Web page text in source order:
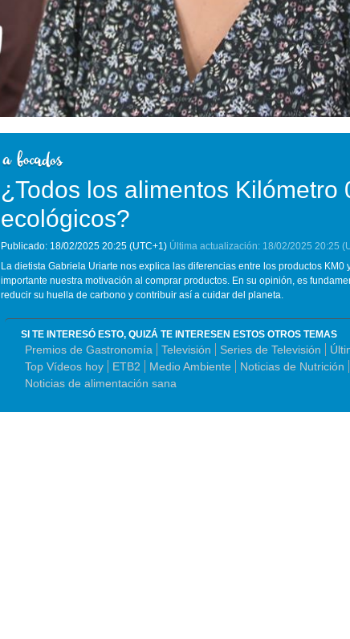
¿Todos los alimentos Kilómetro
ecológicos?
Publicado: 18/02/2025 20:25 (UTC+1) Última actualización: 18/02/2025 20:25
La dietista Gabriela Uriarte nos explica las diferencias entre los productos KM0
importante nuestra motivación al comprar productos. En su opinión, es
reducir su huella de carbono y contribuir así a cuidar del planeta.
SI TE INTERESÓ ESTO, QUIZÁ TE INTERESEN ESTOS OTROS TEMAS
Premios de Gastronomía Televisión Series de Televisión
Top Vídeos hoy
ETB2 Medio Ambiente
Noticias de Nutrición
Noticias de alimentación sana